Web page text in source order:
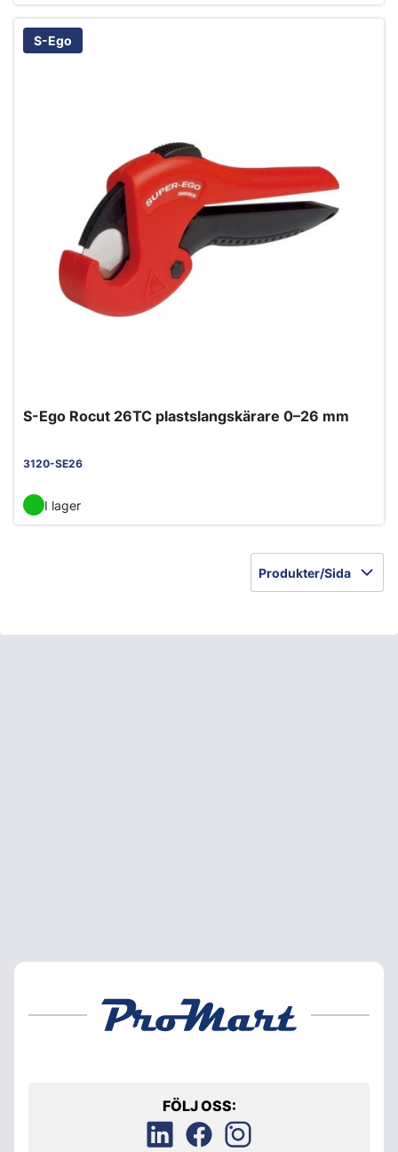
S-Ego
S-Ego Rocut 26TC plastslangskärare 0–26 mm
3120-SE26
I lager
Produkter/Sida
FÖLJ OSS: